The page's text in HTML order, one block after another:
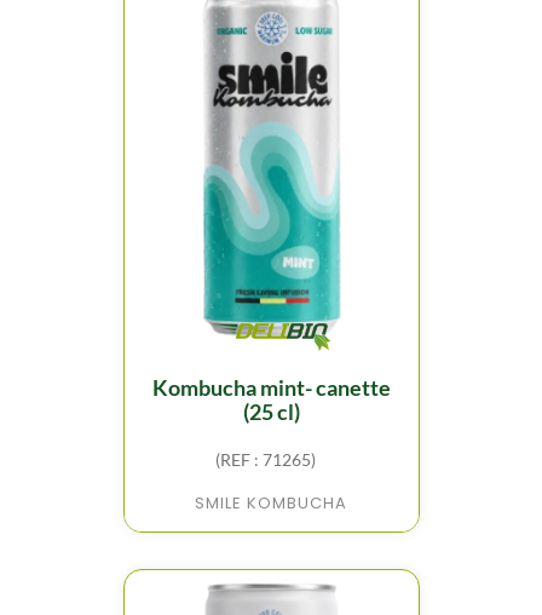
kombucha mint- canette
(25 cl)
(REF : 71265)
SMILE KOMBUCHA